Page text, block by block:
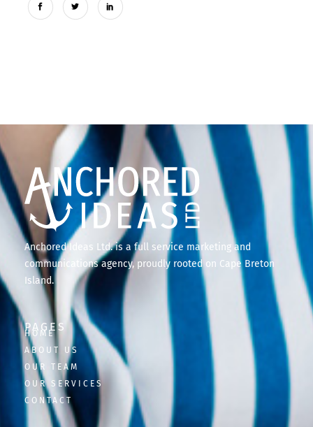
Anchored Ideas Ltd. is a full service marketing and
communications agency, proudly rooted on Cape Breton
Island.
PAGES
HOME
ABOUT US
OUR TEAM
OUR SERVICES
CONTACT